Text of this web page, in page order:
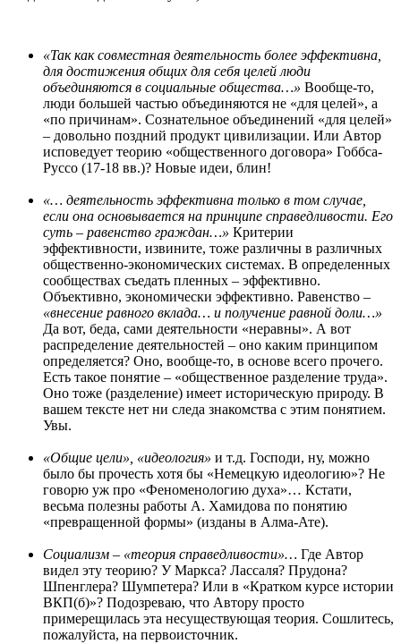
«Так как совместная деятельность более эффективна,
для достижения общих для себя целей люди
объединяются в социальные общества…» Вообще-то,
люди большей частью объединяются не «для целей», а
«по причинам». Сознательное объединений «для целей»
– довольно поздний продукт цивилизации. Или Автор
исповедует теорию «общественного договора» Гоббса-
Руссо (17-18 вв.)? Новые идеи, блин!
«… деятельность эффективна только в том случае,
если она основывается на принципе справедливости. Его
суть – равенство граждан…» Критерии
эффективности, извините, тоже различны в различных
общественно-экономических системах. В определенных
сообществах съедать пленных – эффективно.
Объективно, экономически эффективно. Равенство –
«внесение равного вклада… и получение равной доли…»
Да вот, беда, сами деятельности «неравны». А вот
распределение деятельностей – оно каким принципом
определяется? Оно, вообще-то, в основе всего прочего.
Есть такое понятие – «общественное разделение труда».
Оно тоже (разделение) имеет историческую природу. В
вашем тексте нет ни следа знакомства с этим понятием.
Увы.
«Общие цели», «идеология» и т.д. Господи, ну, можно
было бы прочесть хотя бы «Немецкую идеологию»? Не
говорю уж про «Феноменологию духа»… Кстати,
весьма полезны работы А. Хамидова по понятию
«превращенной формы» (изданы в Алма-Ате).
Социализм – «теория справедливости»… Где Автор
видел эту теорию? У Маркса? Лассаля? Прудона?
Шпенглера? Шумпетера? Или в «Кратком курсе истории
ВКП(б)»? Подозреваю, что Автору просто
примерещилась эта несуществующая теория. Сошлитесь,
пожалуйста, на первоисточник.